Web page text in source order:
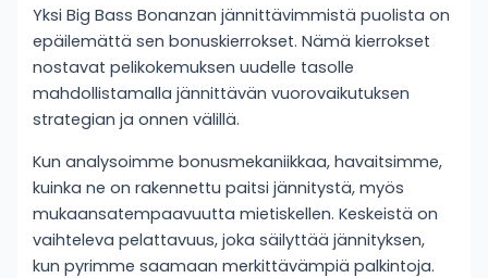
Yksi Big Bass Bonanzan jännittävimmistä puolista on
epäilemättä sen bonuskierrokset. Nämä kierrokset
nostavat pelikokemuksen uudelle tasolle
mahdollistamalla jännittävän vuorovaikutuksen
strategian ja onnen välillä.
Kun analysoimme bonusmekaniikkaa, havaitsimme,
kuinka ne on rakennettu paitsi jännitystä, myös
mukaansatempaavuutta mietiskellen. Keskeistä on
vaihteleva pelattavuus, joka säilyttää jännityksen,
kun pyrimme saamaan merkittävämpiä palkintoja.